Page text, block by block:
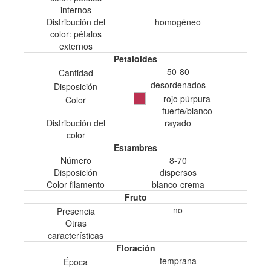
internos
Distribución del
color: pétalos
externos
homogéneo
Petaloides
Cantidad
50-80
Disposición
desordenados
Color
rojo púrpura
fuerte/blanco
Distribución del
color
rayado
Estambres
Número
8-70
Disposición
dispersos
Color filamento
blanco-crema
Fruto
Presencia
no
Otras
características
Floración
Época
temprana